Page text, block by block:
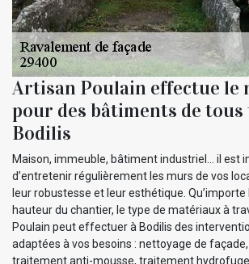
Artisan Poulain effectue le
pour des bâtiments de tous
Bodilis
Maison, immeuble, bâtiment industriel… il est
d’entretenir régulièrement les murs de vos
leur robustesse et leur esthétique. Qu’importe
hauteur du chantier, le type de matériaux à
Poulain peut effectuer à Bodilis des
adaptées à vos besoins : nettoyage de
traitement anti-mousse, traitement